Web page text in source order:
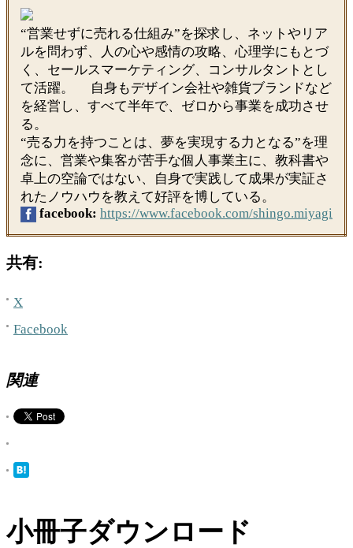
“営業せずに売れる仕組み”を探求し、ネットやリア
ルを問わず、人の心や感情の攻略、心理学にもとづ
く、セールスマーケティング、コンサルタントとし
て活躍。 自身もデザイン会社や雑貨ブランドなど
を経営し、すべて半年で、ゼロから事業を成功させ
る。
“売る力を持つことは、夢を実現する力となる”を理
念に、営業や集客が苦手な個人事業主に、教科書や
卓上の空論ではない、自身で実践して成果が実証さ
れたノウハウを教えて好評を博している。
facebook: https://www.facebook.com/shingo.miyagi
共有:
X
Facebook
関連
小冊子ダウンロード